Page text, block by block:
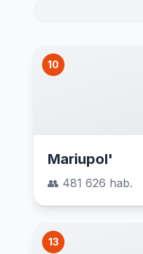
10
Mariupol'
👥 481 626 hab.
13